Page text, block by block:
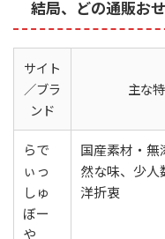
結局、どの通販お
サイト
／ブラ
ンド
主な
らで
ぃっ
しゅ
ぼー
や
国産素材・無
然な味、少人
洋折衷